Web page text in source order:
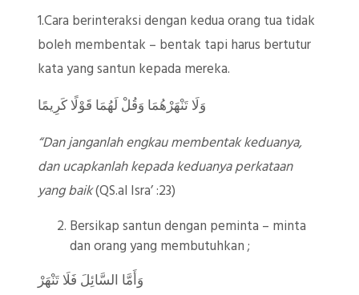
1.Cara berinteraksi dengan kedua orang tua tidak
boleh membentak – bentak tapi harus bertutur
kata yang santun kepada mereka.
وَلَا تَنْهَرْهُمَا وَقُلْ لَهُمَا قَوْلًا كَرِيمًا
“Dan janganlah engkau membentak keduanya,
dan ucapkanlah kepada keduanya perkataan
yang baik(QS.al Isra’ :23)
Bersikap santun dengan peminta – minta
dan orang yang membutuhkan ;
وَأَمَّا السَّائِلَ فَلَا تَنْهَرْ